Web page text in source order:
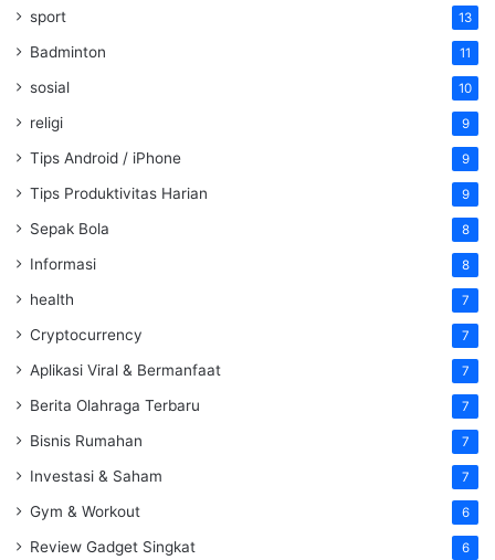
sport 13
Badminton 11
sosial 10
religi 9
Tips Android / iPhone 9
Tips Produktivitas Harian 9
Sepak Bola 8
Informasi 8
health 7
Cryptocurrency 7
Aplikasi Viral & Bermanfaat 7
Berita Olahraga Terbaru 7
Bisnis Rumahan 7
Investasi & Saham 7
Gym & Workout 6
Review Gadget Singkat 6